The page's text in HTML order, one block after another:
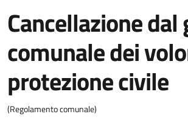
Cancellazione
comunale dei
protezione civile
(Regolamento comunale)